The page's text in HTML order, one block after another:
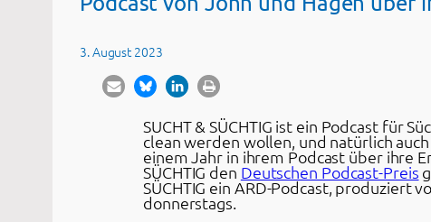
3. August 2023
SUCHT & SÜCHTIG ist ein Podcast für
clean werden wollen, und natürlich
einem Jahr in ihrem Podcast über ihre
SÜCHTIG den Deutschen Podcast-Preis
SÜCHTIG ein ARD-Podcast, produziert
donnerstags.